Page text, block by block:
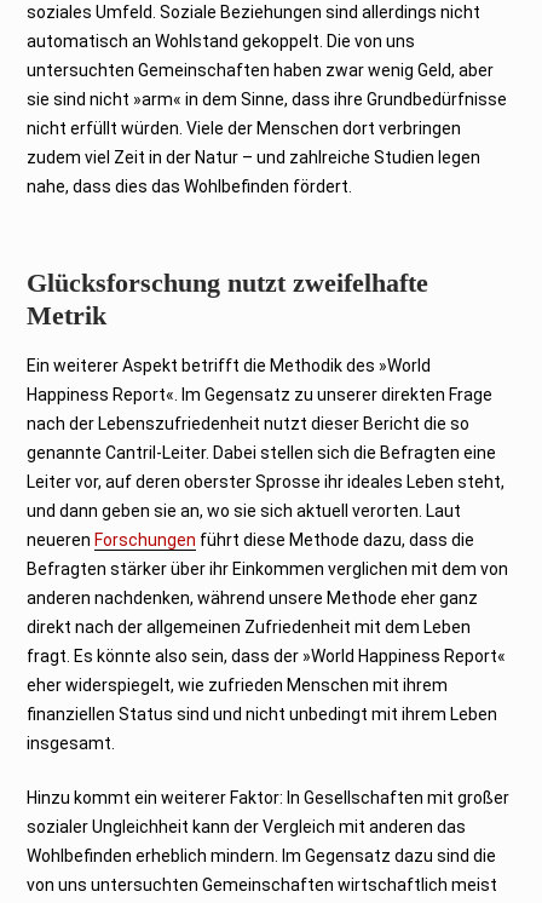
soziales Umfeld. Soziale Beziehungen sind allerdings nicht
automatisch an Wohlstand gekoppelt. Die von uns
untersuchten Gemeinschaften haben zwar wenig Geld, aber
sie sind nicht »arm« in dem Sinne, dass ihre Grundbedürfnisse
nicht erfüllt würden. Viele der Menschen dort verbringen
zudem viel Zeit in der Natur – und zahlreiche Studien legen
nahe, dass dies das Wohlbefinden fördert.
Glücksforschung nutzt zweifelhafte
Metrik
Ein weiterer Aspekt betrifft die Methodik des »World
Happiness Report«. Im Gegensatz zu unserer direkten Frage
nach der Lebenszufriedenheit nutzt dieser Bericht die so
genannte Cantril-Leiter. Dabei stellen sich die Befragten eine
Leiter vor, auf deren oberster Sprosse ihr ideales Leben steht,
und dann geben sie an, wo sie sich aktuell verorten. Laut
neueren Forschungen führt diese Methode dazu, dass die
Befragten stärker über ihr Einkommen verglichen mit dem von
anderen nachdenken, während unsere Methode eher ganz
direkt nach der allgemeinen Zufriedenheit mit dem Leben
fragt. Es könnte also sein, dass der »World Happiness Report«
eher widerspiegelt, wie zufrieden Menschen mit ihrem
finanziellen Status sind und nicht unbedingt mit ihrem Leben
insgesamt.
Hinzu kommt ein weiterer Faktor: In Gesellschaften mit großer
sozialer Ungleichheit kann der Vergleich mit anderen das
Wohlbefinden erheblich mindern. Im Gegensatz dazu sind die
von uns untersuchten Gemeinschaften wirtschaftlich meist